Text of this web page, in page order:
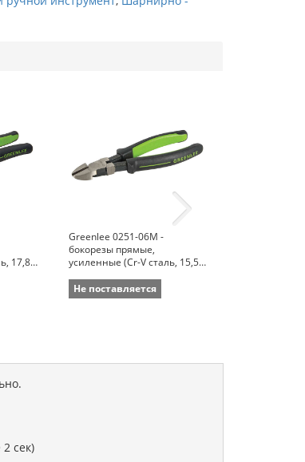
17,8
Greenlee 0251-06M -
бокорезы прямые,
усиленные (Cr-V сталь, 15,5
Не поставляется
сек)